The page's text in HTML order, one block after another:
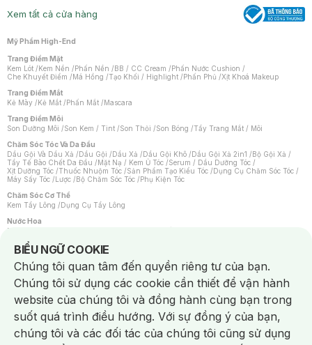
Xem tất cả cửa hàng
Mỹ Phẩm High-End
Trang Điểm Mặt
Kem Lót /Kem Nền /Phấn Nền /BB / CC Cream /Phấn Nước Cushion /
Che Khuyết Điểm /Má Hồng /Tạo Khối / Highlight /Phấn Phủ /Xịt Khoá Makeup
Trang Điểm Mắt
Kẻ Mày /Kẻ Mắt /Phấn Mắt /Mascara
Trang Điểm Môi
Son Dưỡng Môi /Son Kem / Tint /Son Thỏi /Son Bóng /Tẩy Trang Mắt / Môi
Chăm Sóc Tóc Và Da Đầu
Dầu Gội Và Dầu Xả /Dầu Gội /Dầu Xả /Dầu Gội Khô /Dầu Gội Xả 2in1 /Bộ Gội Xả /
Tẩy Tế Bào Chết Da Đầu /Mặt Nạ / Kem Ủ Tóc /Serum / Dầu Dưỡng Tóc /
Xịt Dưỡng Tóc /Thuốc Nhuộm Tóc /Sản Phẩm Tạo Kiểu Tóc /Dụng Cụ Chăm Sóc Tóc /
Máy Sấy Tóc /Lược /Bộ Chăm Sóc Tóc /Phụ Kiện Tóc
Chăm Sóc Cơ Thể
Kem Tẩy Lông /Dụng Cụ Tẩy Lông
Nước Hoa
Nước Hoa Nữ
Chăm Sóc Cá Nhân
Chống Muỗi /Khẩu Trang /Máy Massage/Mặt Nạ Xông Hơi /Nước Rửa Tay/
Sản Phẩm Chăm Sóc Khác /Bàn Chải Đánh Răng /Bàn Chải Điện/
Hỗ Trợ Trắng Răng/Kem Đánh Răng /Máy Tăm Nước/ Nước Súc Miệng/
Tăm / Chỉ Nha Khoa/ Xịt Thơm Miệng / Dung Dịch Vệ Sinh/Dưỡng Vùng Kín/
Khăn Ướt Vệ Sinh Vùng Kín/Băng Vệ Sinh/Tampon/Bọt Cạo Râu /Dao Cạo Râu/
Máy Cạo Râu
Vấn Đề Về Da
Da Dầu / Lỗ Chân Lông To/ Da Khô / Mất Nước/ Da Lão Hóa/ Da Mụn/
Da Nhạy Cảm / Kích Ứng
Da Xỉn Màu Thâm / Nám / Tàn Nhang
BIỂU NGỮ COOKIE
Notice about cookies usage
Chúng tôi quan tâm đến quyền riêng tư của bạn.
Chúng tôi sử dụng các cookie cần thiết để vận hành
website của chúng tôi và đồng hành cùng bạn trong
suốt quá trình điều hướng. Với sự đồng ý của bạn,
chúng tôi và các đối tác của chúng tôi cũng sử dụng